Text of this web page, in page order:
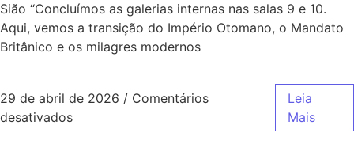
Sião “Concluímos as galerias internas nas salas 9 e 10.
Aqui, vemos a transição do Império Otomano, o Mandato
Britânico e os milagres modernos
29 de abril de 2026 / Comentários
desativados
Leia
Mais